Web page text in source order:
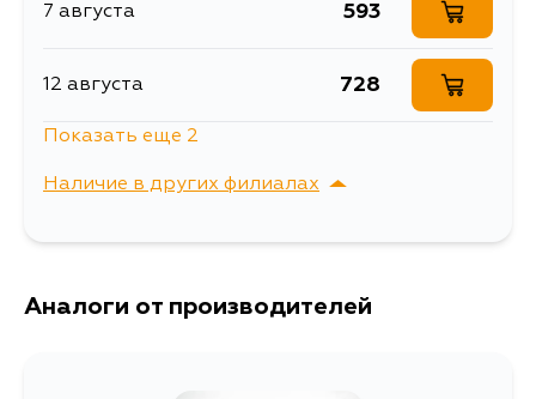
Расширенное описание
Втулка переднего
стабилизатора L=R
Товарная группа втулки стабилизатора
7 августа 593
12 августа 728
Показать еще 2
Наличие в других филиалах
г. Владивосток,
Аналоги от производителей